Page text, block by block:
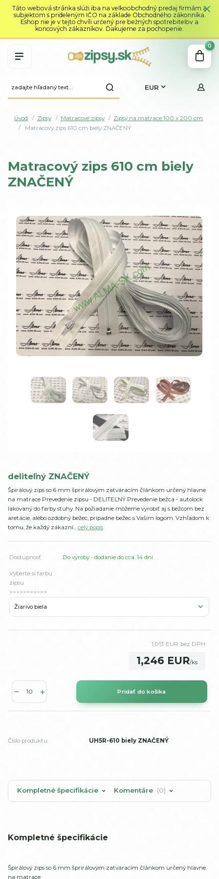
Táto webová stránka slúži iba na veľkoobchodný predaj firmám a
subjektom s prideleným IČO na základe Obchodného zákonníka.
Eshop nie je v tejto chvíli určený pre bežných spotrebiteľov a
koncových zákazníkov. Ďakujeme za pochopenie.
EUR
0
Úvod Zipsy Matracové zipsy
Zipsy na matrace 100 x 200 cm
Matracový zips 610 cm biely ZNAČENÝ
Matracový zips 610 cm biely
ZNAČENÝ
deliteľný ZNAČENÝ
Špirálový zips so 6 mm šprirálovým zatváracím článkom určený hlavne
na matrace Prevedenie zipsu - DELITEĽNÝ Prevedenie bežca - autolock
lakovaný do farby stuhy. Na požiadanie môžeme vyrobiť aj s bežcom bez
aretácie, alebo ozdobný bežec, prípadne bežec s Vašim logom. Vzhľadom k
tomu, že každý zákazní... celý popis
Dostupnosť Do výroby - dodanie do cca. 14 dní
Vyberte si farbu
zipsu
>>>>>>>>>>>
1,246 EUR/ks
1,013 EUR bez DPH
Pridať do košíka
Číslo produktu: UH5R-610 biely ZNAČENÝ
Kompletné špecifikácie Komentáre 0
Kompletné špecifikácie
Špirálový zips so 6 mm šprirálovým zatváracím článkom určený hlavne
na matrace